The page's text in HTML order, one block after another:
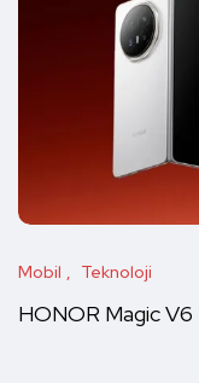
Mobil Teknoloji
HONOR Magic V6